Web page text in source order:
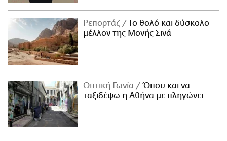
Ρεπορτάζ
Το θολό και δύσκολο
μέλλον της Μονής Σινά
Οπτική Γωνία
Όπου και να
ταξιδέψω η Αθήνα με πληγώνει